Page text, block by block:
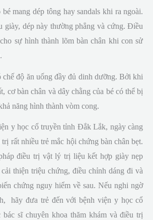
dép tông hay sandals khi ra ngoài.
giày, dép này thường phẳng và cứng. Điều
sự hình thành lõm bàn chân khi con sử
độ ăn uống đầy đủ dinh dưỡng. Bởi khi
cơ bàn chân và dây chằng của bé có thể bị
năng hình thành vòm cong.
cổ truyền tỉnh Đắk Lắk, ngày càng
rất nhiều trẻ mắc hội chứng bàn chân bẹt.
điều trị vật lý trị liệu kết hợp giày nẹp
thiện triệu chứng, điều chỉnh dáng đi và
chứng nguy hiểm về sau. Nếu nghi ngờ
hãy đưa trẻ đến với bệnh viện y học cổ
bác sĩ chuyên khoa thăm khám và điều trị